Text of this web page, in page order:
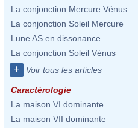
La conjonction Mercure Vénus
La conjonction Soleil Mercure
Lune AS en dissonance
La conjonction Soleil Vénus
+ Voir tous les articles
Caractérologie
La maison VI dominante
La maison VII dominante